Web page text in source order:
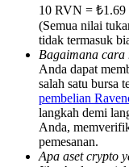
Share 500000
Exclusive for
Register &
10 RVN = ₺1.69
(Semua nilai
tidak termasuk
Bagaimana cara
Anda dapat
salah satu bursa
pembelian
langkah demi
Anda,
pemesanan.
Apa aset crypto